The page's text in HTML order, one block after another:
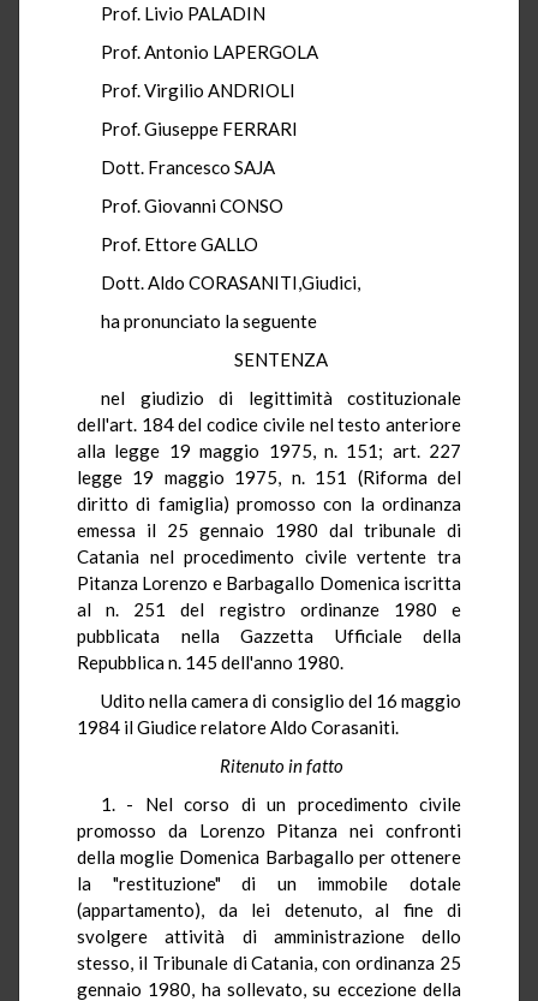
Prof. Livio PALADIN
Prof. Antonio LAPERGOLA
Prof. Virgilio ANDRIOLI
Prof. Giuseppe FERRARI
Dott. Francesco SAJA
Prof. Giovanni CONSO
Prof. Ettore GALLO
Dott. Aldo CORASANITI,Giudici,
ha pronunciato la seguente
SENTENZA
nel giudizio di legittimità costituzionale
dell'art. 184 del codice civile nel testo anteriore
alla legge 19 maggio 1975, n. 151; art. 227
legge 19 maggio 1975, n. 151 (Riforma del
diritto di famiglia) promosso con la ordinanza
emessa il 25 gennaio 1980 dal tribunale di
Catania nel procedimento civile vertente tra
Pitanza Lorenzo e Barbagallo Domenica iscritta
al n. 251 del registro ordinanze 1980 e
pubblicata nella Gazzetta Ufficiale della
Repubblica n. 145 dell'anno 1980.
Udito nella camera di consiglio del 16 maggio
1984 il Giudice relatore Aldo Corasaniti.
Ritenuto in fatto
1. - Nel corso di un procedimento civile
promosso da Lorenzo Pitanza nei confronti
della moglie Domenica Barbagallo per ottenere
la "restituzione" di un immobile dotale
(appartamento), da lei detenuto, al fine di
svolgere attività di amministrazione dello
stesso, il Tribunale di Catania, con ordinanza 25
gennaio 1980, ha sollevato, su eccezione della